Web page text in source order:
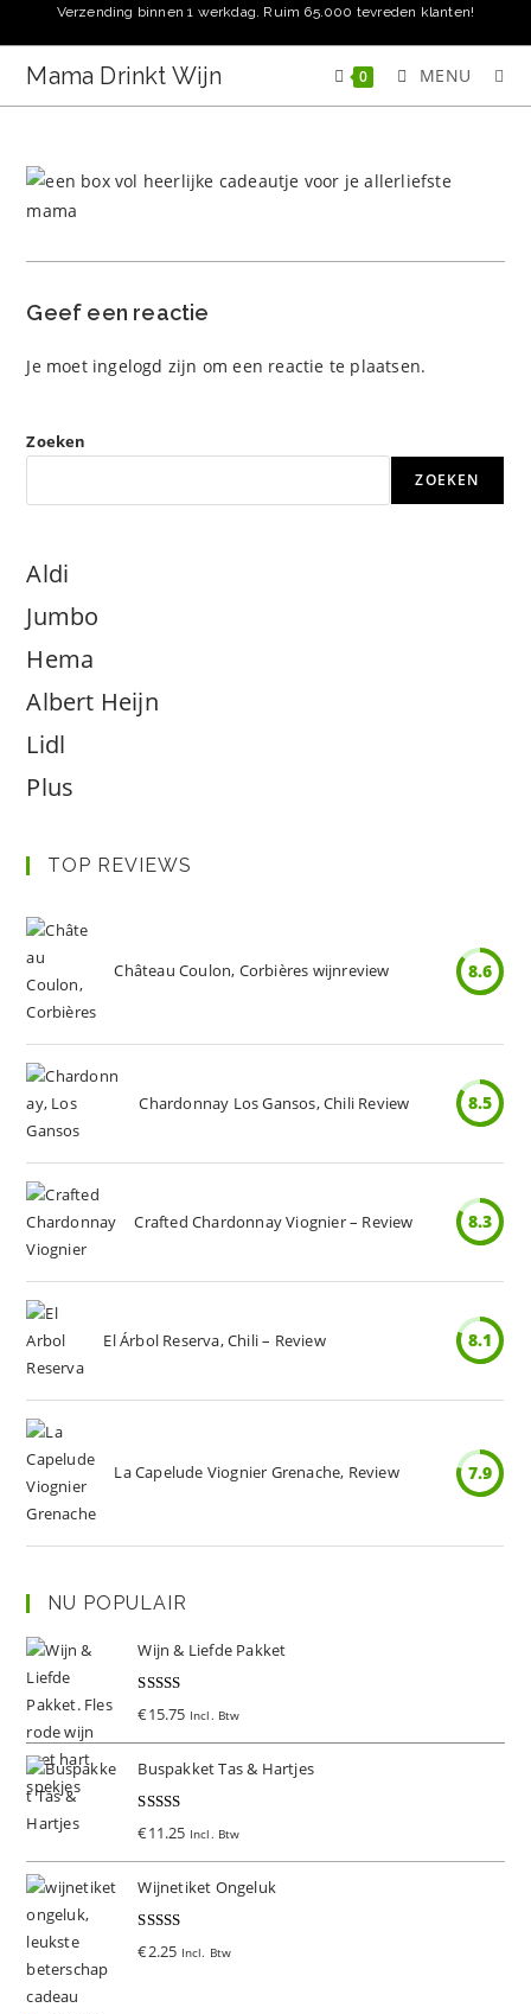
naar
inhoud
Verzending binnen 1 werkdag. Ruim 65.000 tevreden klanten!
Mama Drinkt Wijn 0 MENU
Geef een reactie
Je moet ingelogd zijn om een reactie te plaatsen.
Zoeken
ZOEKEN
Aldi
Jumbo
Hema
Albert Heijn
Lidl
Plus
TOP REVIEWS
Château Coulon, Corbières wijnreview 8.6
Chardonnay Los Gansos, Chili Review 8.5
Crafted Chardonnay Viognier – Review 8.3
El Árbol Reserva, Chili – Review 8.1
La Capelude Viognier Grenache, Review 7.9
NU POPULAIR
Wijn & Liefde Pakket
Gewaardeer
€15.75 Incl. Btw
Buspakket Tas & Hartjes
Gewaardeer
€11.25 Incl. Btw
Wijnetiket Ongeluk
Gewaardeer
€2.25 Incl. Btw